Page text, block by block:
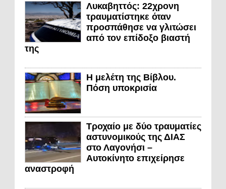
Λυκαβηττός: 22χρονη
τραυματίστηκε όταν
προσπάθησε να γλιτώσει
από τον επίδοξο βιαστή
της
Η μελέτη της Βίβλου.
Πόση υποκρισία
Τροχαίο με δύο τραυματίες
αστυνομικούς της ΔΙΑΣ
στο Λαγονήσι –
Αυτοκίνητο επιχείρησε
αναστροφή